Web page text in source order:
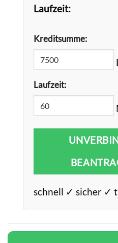
Laufzeit:
Kreditsumme:
Laufzeit:
schnell ✓ sicher ✓